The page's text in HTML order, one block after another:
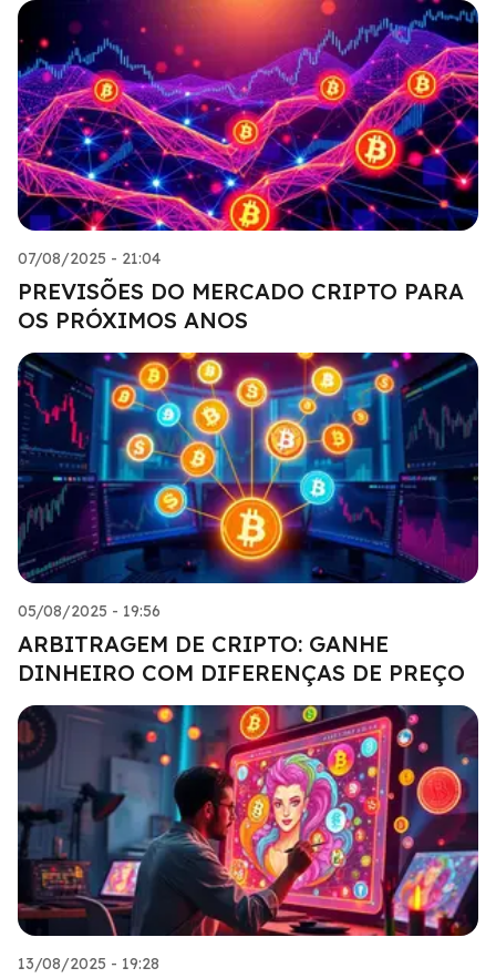
07/08/2025 - 21:04
PREVISÕES DO MERCADO CRIPTO PARA
OS PRÓXIMOS ANOS
05/08/2025 - 19:56
ARBITRAGEM DE CRIPTO: GANHE
DINHEIRO COM DIFERENÇAS DE PREÇO
13/08/2025 - 19:28